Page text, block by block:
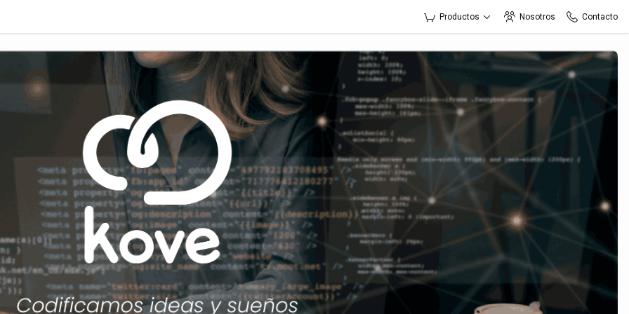
Productos Nosotros Contacto